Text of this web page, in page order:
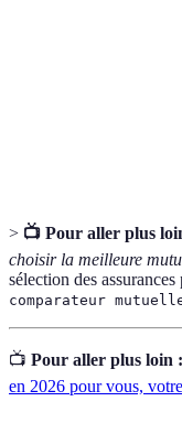
> 📺 Pour aller plus
choisir la meilleure
sélection des
comparateur
📺 Pour aller plus loin :
en 2026 pour vous,